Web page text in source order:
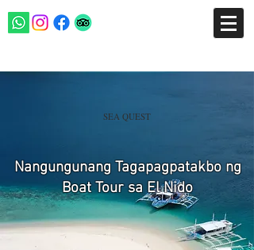
SEA QUEST
Nangungunang Tagapagpatakbo ng
Boat Tour sa El Nido